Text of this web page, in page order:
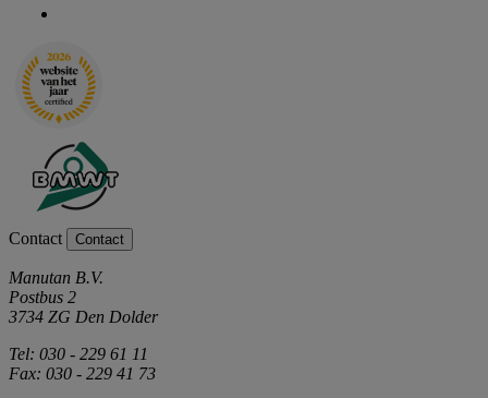
Contact Contact
Manutan B.V.
Postbus 2
3734 ZG Den Dolder
Tel: 030 - 229 61 11
Fax: 030 - 229 41 73